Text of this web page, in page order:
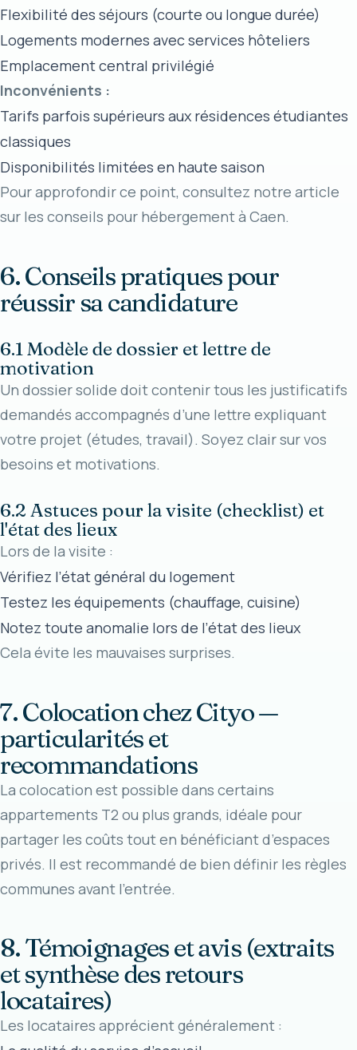
Flexibilité des séjours (courte ou longue durée)
Logements modernes avec services hôteliers
Emplacement central privilégié
Inconvénients :
Tarifs parfois supérieurs aux résidences étudiantes
classiques
Disponibilités limitées en haute saison
Pour approfondir ce point, consultez notre article
sur les conseils pour hébergement à Caen.
6. Conseils pratiques pour
réussir sa candidature
6.1 Modèle de dossier et lettre de
motivation
Un dossier solide doit contenir tous les justificatifs
demandés accompagnés d’une lettre expliquant
votre projet (études, travail). Soyez clair sur vos
besoins et motivations.
6.2 Astuces pour la visite (checklist) et
l'état des lieux
Lors de la visite :
Vérifiez l’état général du logement
Testez les équipements (chauffage, cuisine)
Notez toute anomalie lors de l’état des lieux
Cela évite les mauvaises surprises.
7. Colocation chez Cityo —
particularités et
recommandations
La colocation est possible dans certains
appartements T2 ou plus grands, idéale pour
partager les coûts tout en bénéficiant d’espaces
privés. Il est recommandé de bien définir les règles
communes avant l’entrée.
8. Témoignages et avis (extraits
et synthèse des retours
locataires)
Les locataires apprécient généralement :